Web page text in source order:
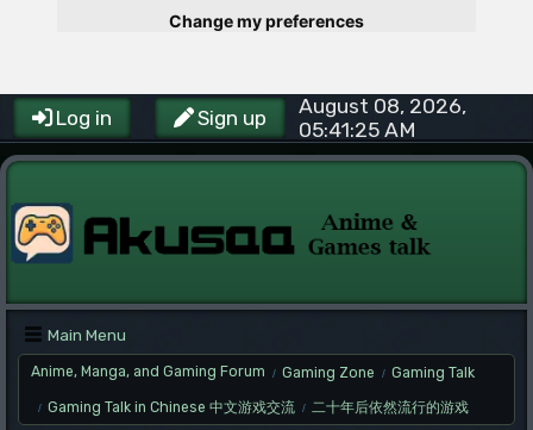
Change my preferences
Log in Sign up
August 08, 2026,
05:41:25 AM
Main Menu
Anime, Manga, and Gaming Forum / Gaming Zone / Gaming Talk
/ Gaming Talk in Chinese 中文游戏交流 / 二十年后依然流行的游戏